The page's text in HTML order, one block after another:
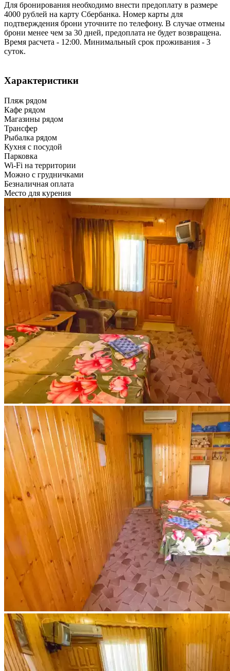
Для бронирования необходимо внести предоплату в размере
4000 рублей на карту Сбербанка. Номер карты для
подтверждения брони уточните по телефону. В случае отмены
брони менее чем за 30 дней, предоплата не будет возвращена.
Время расчета - 12:00. Минимальный срок проживания - 3
суток.
Характеристики
Пляж рядом
Кафе рядом
Магазины рядом
Трансфер
Рыбалка рядом
Кухня с посудой
Парковка
Wi-Fi на территории
Можно с грудничками
Безналичная оплата
Место для курения